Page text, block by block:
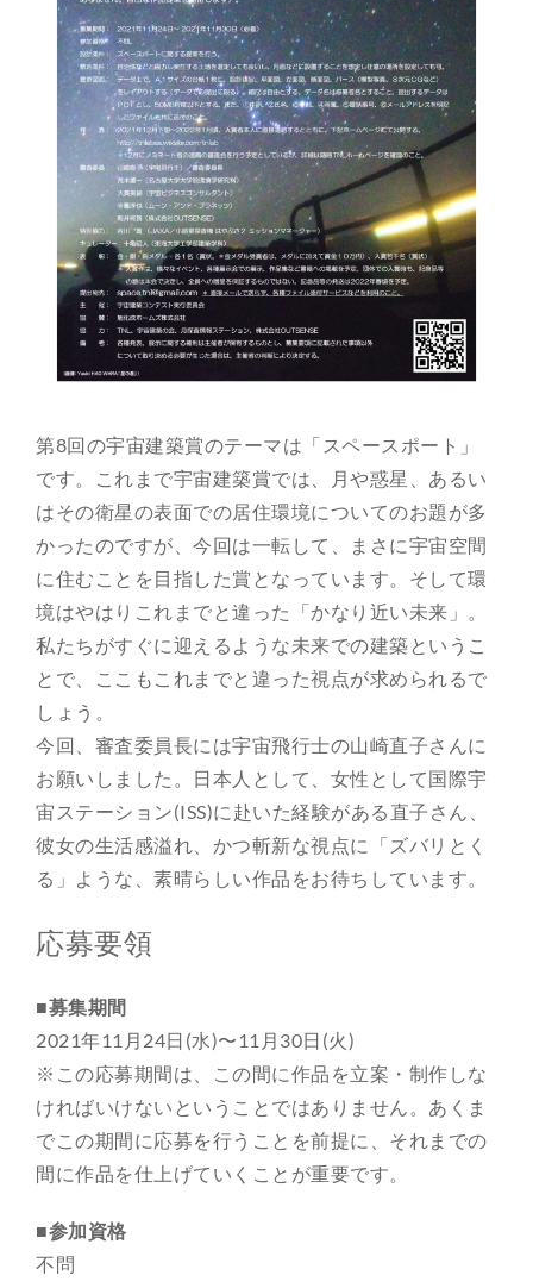
第8回の宇宙建築賞のテーマは「スペースポート」
です。これまで宇宙建築賞では、月や惑星、あるい
はその衛星の表面での居住環境についてのお題が多
かったのですが、今回は一転して、まさに宇宙空間
に住むことを目指した賞となっています。そして環
境はやはりこれまでと違った「かなり近い未来」。
私たちがすぐに迎えるような未来での建築というこ
とで、ここもこれまでと違った視点が求められるで
しょう。
今回、審査委員長には宇宙飛行士の山崎直子さんに
お願いしました。日本人として、女性として国際宇
宙ステーション(ISS)に赴いた経験がある直子さん、
彼女の生活感溢れ、かつ斬新な視点に「ズバリとく
る」ような、素晴らしい作品をお待ちしています。
応募要領
■募集期間
2021年11月24日(水)〜11月30日(火)
※この応募期間は、この間に作品を立案・制作しな
ければいけないということではありません。あくま
でこの期間に応募を行うことを前提に、それまでの
間に作品を仕上げていくことが重要です。
■参加資格
不問